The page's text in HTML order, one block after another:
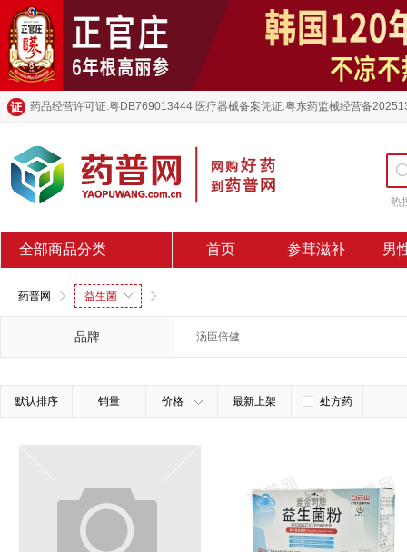
药品经营许可证:粤DB769013444 医疗器械备案凭证:粤东药监械经营备
热
全部商品分类 首页 参茸滋补 男
药普网 益生菌
品牌 汤臣倍健
默认排序 销量 价格 最新上架 处方药